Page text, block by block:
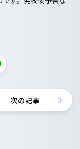
次の記事